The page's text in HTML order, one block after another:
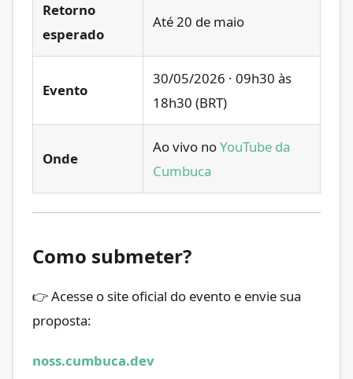
Retorno
esperado
Até 20 de maio
Evento
30/05/2026 · 09h30 às
18h30 (BRT)
Onde
Ao vivo noYouTube da
Cumbuca
Como submeter?
👉 Acesse o site oficial do evento e envie sua
proposta:
noss.cumbuca.dev